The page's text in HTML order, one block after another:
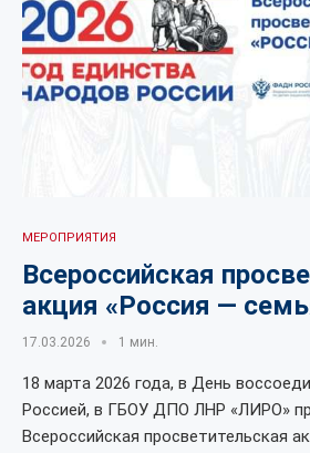
МЕРОПРИЯТИЯ
Всероссийская
акция «Россия —
17.03.2026 1 мин.
18 марта 2026 года, в День
Россией, в ГБОУ ДПО ЛНР «ЛИРО»
Всероссийская просветительская